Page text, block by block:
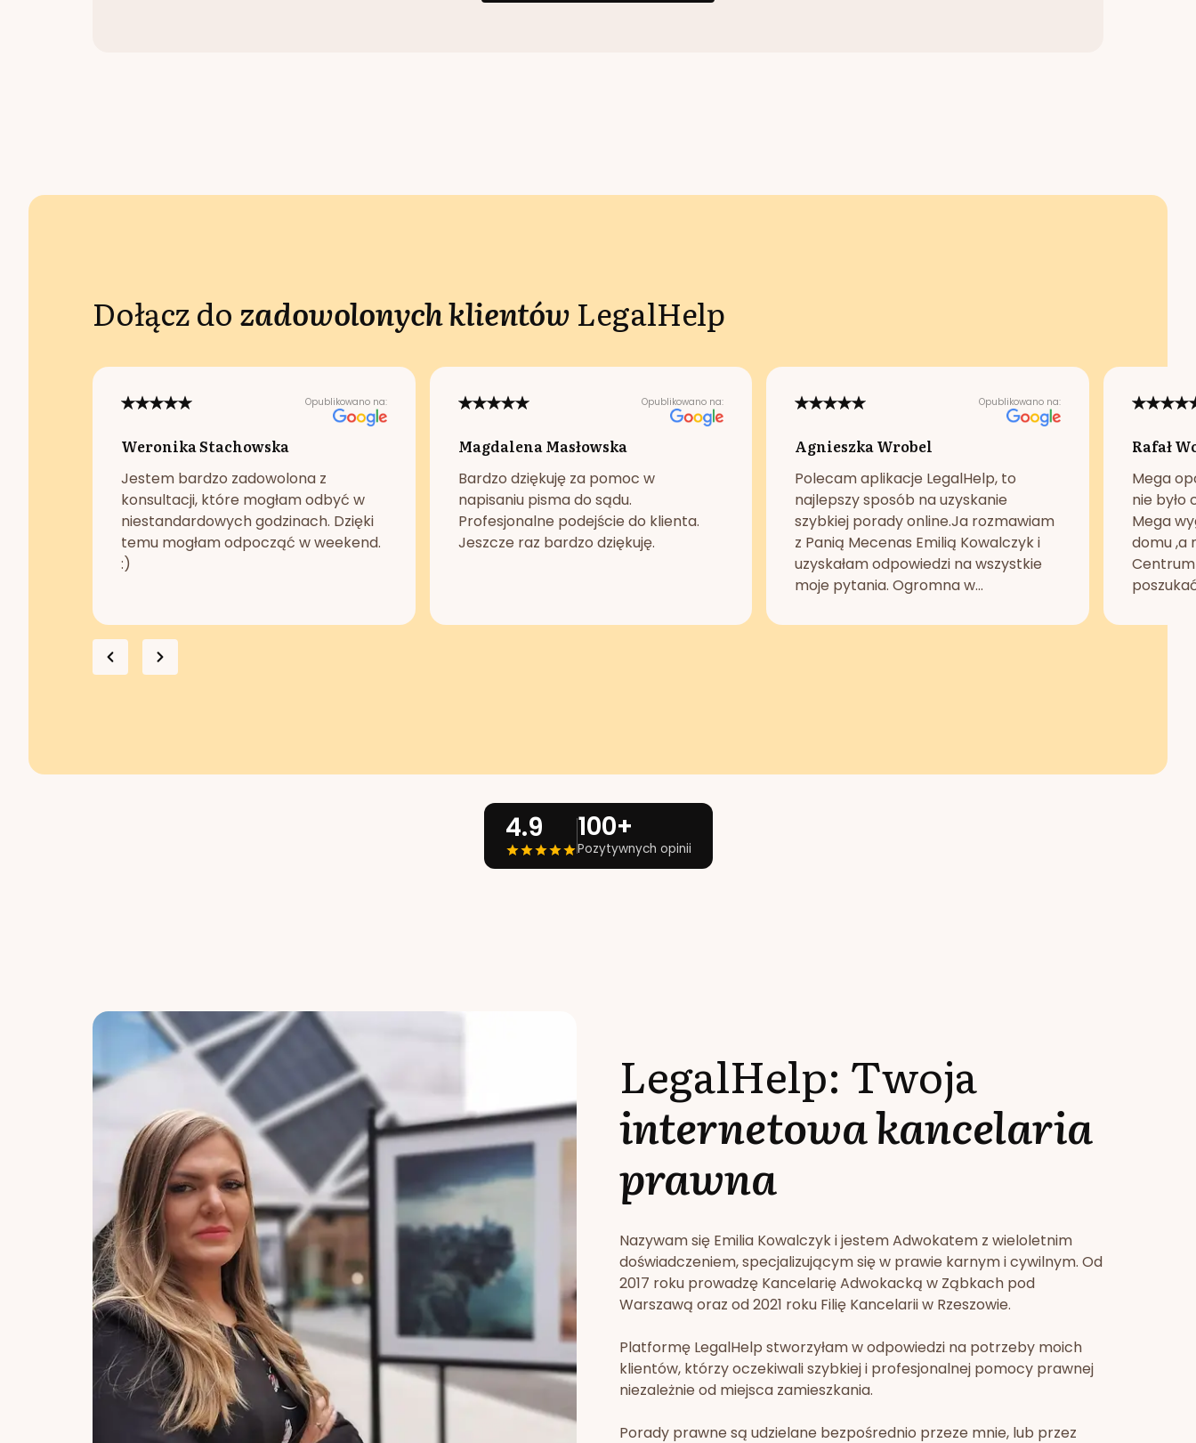
Dołącz do zadowolonych klientów LegalHelp
Opublikowano na:
Weronika Stachowska
Jestem bardzo zadowolona z
konsultacji, które mogłam odbyć w
niestandardowych godzinach. Dzięki
temu mogłam odpocząć w weekend.
:)
Opublikowano na:
Magdalena Masłowska
Bardzo dziękuję za pomoc w
napisaniu pisma do sądu.
Profesjonalne podejście do klienta.
Jeszcze raz bardzo dziękuję.
Opublikowano na:
Agnieszka Wrobel
Polecam aplikacje LegalHelp, to
najlepszy sposób na uzyskanie
szybkiej porady online.Ja rozmawiam
z Panią Mecenas Emilią Kowalczyk i
uzyskałam odpowiedzi na wszystkie
moje pytania. Ogromna w...
Rafał
Mega
nie było
Mega
domu ,a
4.9 100+
Pozytywnych opinii
LegalHelp: Twoja
internetowa kancelaria
prawna
Nazywam się Emilia Kowalczyk i jestem Adwokatem z wieloletnim
doświadczeniem, specjalizującym się w prawie karnym i cywilnym. Od
2017 roku prowadzę Kancelarię Adwokacką w Ząbkach pod
Warszawą oraz od 2021 roku Filię Kancelarii w Rzeszowie.
Platformę LegalHelp stworzyłam w odpowiedzi na potrzeby moich
klientów, którzy oczekiwali szybkiej i profesjonalnej pomocy prawnej
niezależnie od miejsca zamieszkania.
Porady prawne są udzielane bezpośrednio przeze mnie, lub przez